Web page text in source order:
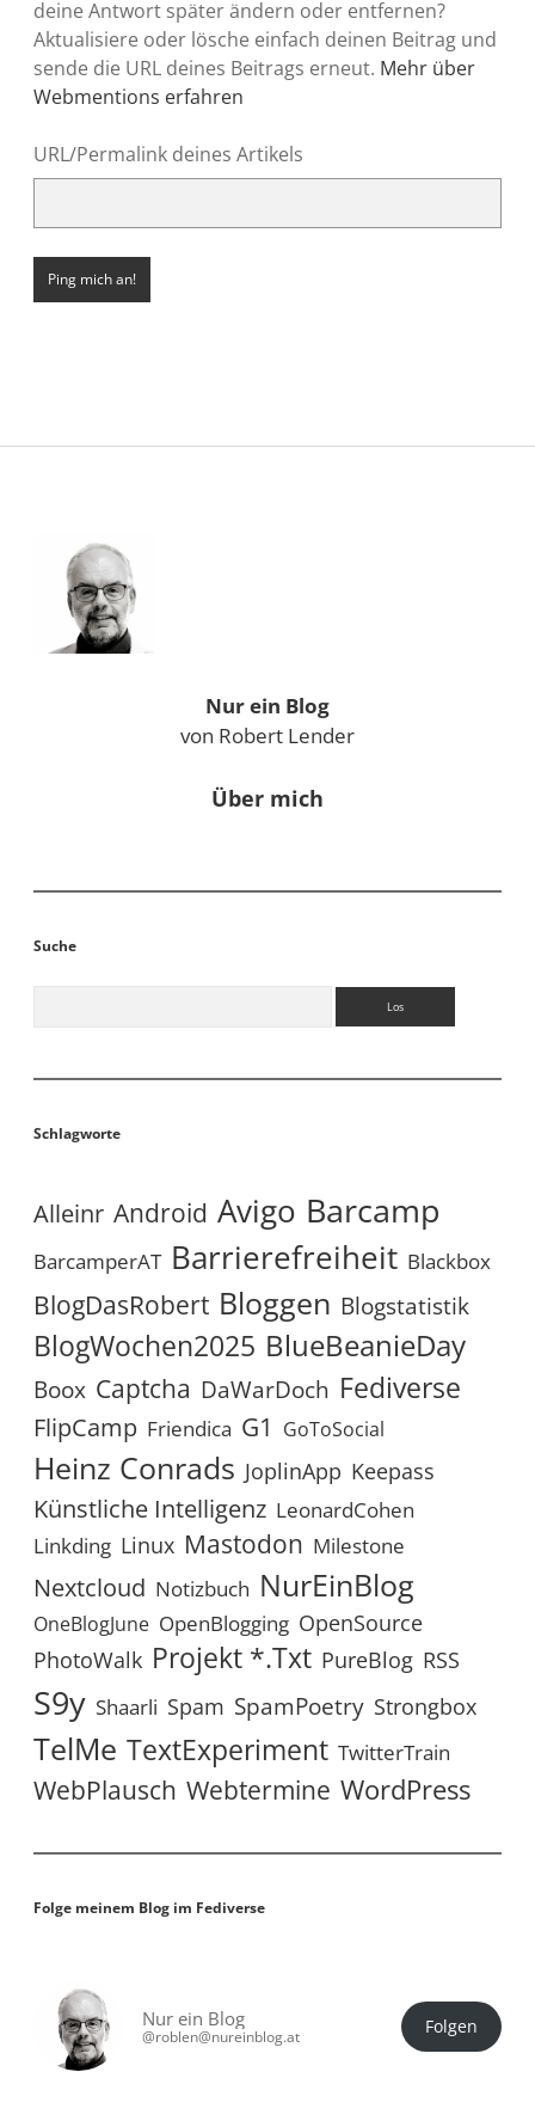
deine Antwort später ändern oder entfernen?
Aktualisiere oder lösche einfach deinen Beitrag und
sende die URL deines Beitrags erneut. Mehr über
Webmentions erfahren
URL/Permalink deines Artikels
Sidebar
Nur ein Blog
von Robert Lender
Über mich
Suche
Schlagworte
Alleinr Android Avigo Barcamp
BarcamperAT Barrierefreiheit Blackbox
BlogDasRobert Bloggen Blogstatistik
BlogWochen2025 BlueBeanieDay
Boox Captcha DaWarDoch Fediverse
FlipCamp Friendica G1 GoToSocial
Heinz Conrads JoplinApp Keepass
Künstliche Intelligenz LeonardCohen
Linkding Linux Mastodon Milestone
Nextcloud Notizbuch NurEinBlog
OneBlogJune OpenBlogging OpenSource
PhotoWalk Projekt *.txt PureBlog RSS
S9y Shaarli Spam SpamPoetry Strongbox
TelMe TextExperiment TwitterTrain
WebPlausch Webtermine WordPress
Folge meinem Blog im Fediverse
Nur ein Blog
@roblen@nureinblog.at Folgen